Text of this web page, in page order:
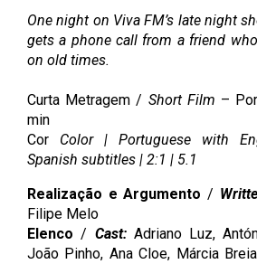
One night on Viva FM’s late night
gets a phone call from a friend
on old times.
Curta Metragem / Short Film –
min
Cor Color | Portuguese with
Spanish subtitles | 2:1 | 5.1
Realização e Argumento /
Filipe Melo
Elenco / Cast:Adriano Luz,
João Pinho, Ana Cloe, Márcia